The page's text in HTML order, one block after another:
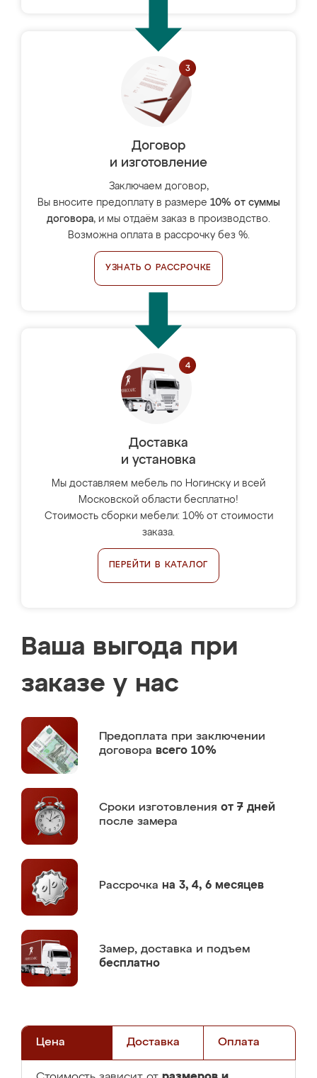
Договор
и изготовление
Заключаем договор,
Вы вносите предоплату в размере 10% от суммы
договора, и мы отдаём заказ в производство.
Возможна оплата в рассрочку без %.
УЗНАТЬ О РАССРОЧКЕ
Доставка
и установка
Мы доставляем мебель по Ногинску и всей
Московской области бесплатно!
Стоимость сборки мебели: 10% от стоимости
заказа.
ПЕРЕЙТИ В КАТАЛОГ
Ваша выгода при
заказе у нас
Предоплата при заключении
договора всего 10%
Сроки изготовления от 7 дней
после замера
Рассрочка на 3, 4, 6 месяцев
Замер, доставка и подъем
бесплатно
Цена Доставка Оплата